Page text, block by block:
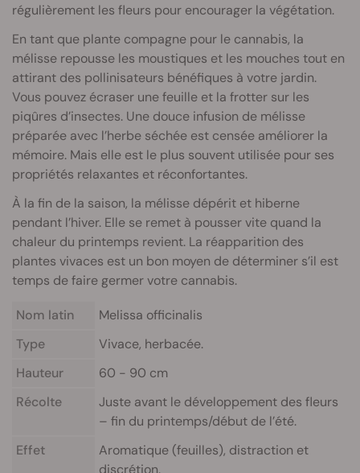
régulièrement les fleurs pour encourager la végétation.
En tant que plante compagne pour le cannabis, la
mélisse repousse les moustiques et les mouches tout en
attirant des pollinisateurs bénéfiques à votre jardin.
Vous pouvez écraser une feuille et la frotter sur les
piqûres d’insectes. Une douce infusion de mélisse
préparée avec l’herbe séchée est censée améliorer la
mémoire. Mais elle est le plus souvent utilisée pour ses
propriétés relaxantes et réconfortantes.
À la fin de la saison, la mélisse dépérit et hiberne
pendant l’hiver. Elle se remet à pousser vite quand la
chaleur du printemps revient. La réapparition des
plantes vivaces est un bon moyen de déterminer s’il est
temps de faire germer votre cannabis.
Nom latin
Melissa officinalis
Type
Vivace, herbacée.
Hauteur
60 - 90 cm
Récolte
Juste avant le développement des fleurs
– fin du printemps/début de l’été.
Effet
Aromatique (feuilles), distraction et
discrétion.